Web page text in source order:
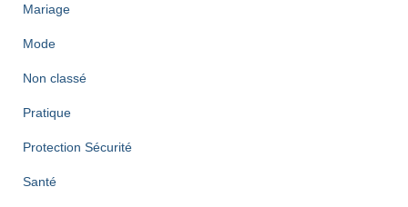
Mariage
Mode
Non classé
Pratique
Protection Sécurité
Santé